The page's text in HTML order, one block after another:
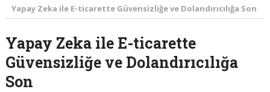
Yapay Zeka ile E-ticarette Güvensizliğe ve Dolandırıcılığa Son
Yapay Zeka ile E-ticarette
Güvensizliğe ve Dolandırıcılığa
Son